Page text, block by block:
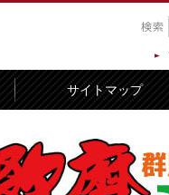
サイトマップ